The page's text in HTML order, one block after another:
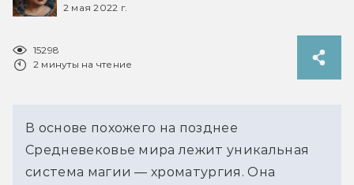
2 мая 2022 г.
15298
2 минуты на чтение
В основе похожего на позднее
Средневековье мира лежит уникальная
система магии — хроматургия. Она